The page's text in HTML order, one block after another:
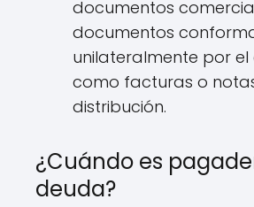
documentos
documentos
unilateralmente por
como facturas o
distribución.
¿Cuándo es
deuda?